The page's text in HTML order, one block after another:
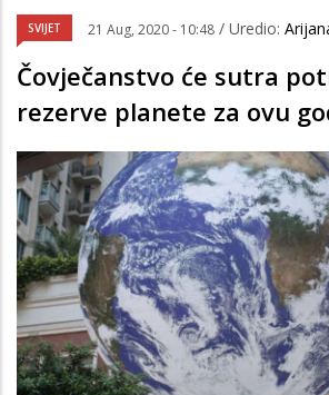
SVIJET 21 Aug, 2020 - 10:48 / Uredio:
Čovječanstvo će sutra
rezerve planete za ovu